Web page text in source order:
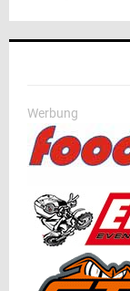
Werbung